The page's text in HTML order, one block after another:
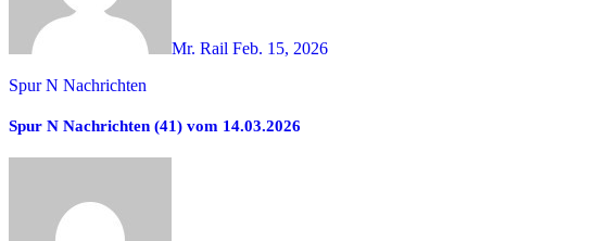
Mr. Rail Feb. 15, 2026
Spur N Nachrichten
Spur N Nachrichten (41) vom 14.03.2026